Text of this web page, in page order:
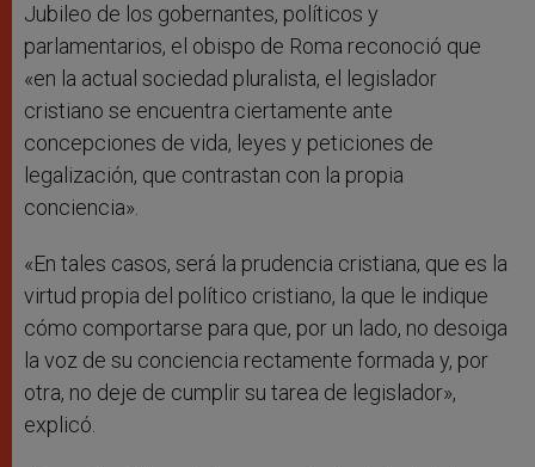
Jubileo de los gobernantes, políticos y
parlamentarios, el obispo de Roma reconoció que
«en la actual sociedad pluralista, el legislador
cristiano se encuentra ciertamente ante
concepciones de vida, leyes y peticiones de
legalización, que contrastan con la propia
conciencia».
«En tales casos, será la prudencia cristiana, que es la
virtud propia del político cristiano, la que le indique
cómo comportarse para que, por un lado, no desoiga
la voz de su conciencia rectamente formada y, por
otra, no deje de cumplir su tarea de legislador»,
explicó.